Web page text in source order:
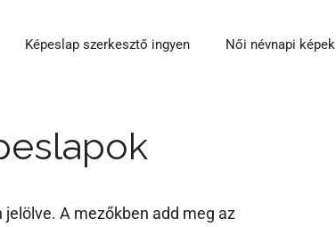
Képeslap szerkesztő ingyen Női névnapi képek
A mezőkben add meg az